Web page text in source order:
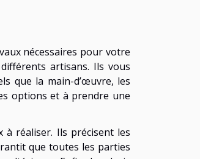
nécessaires pour votre
artisans. Ils vous
que la main-d’œuvre, les
options et à prendre une
à réaliser. Ils précisent les
que toutes les parties